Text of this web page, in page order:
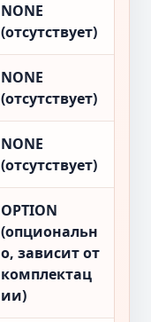
NONE
(отсутствует)
NONE
(отсутствует)
NONE
(отсутствует)
OPTION
(опциональн
о, зависит от
комплектац
ии)